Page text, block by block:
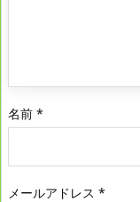
名前 *
メールアドレス *